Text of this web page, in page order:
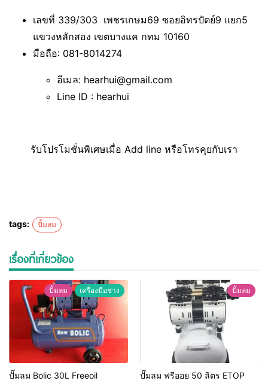
เลขที่ 339/303 เพชรเกษม69 ซอยอิทรปัตย์9 แยก5
แขวงหลักสอง เขตบางแค กทม 10160
มือถือ: 081-8014274
อีเมล: hearhui@gmail.com
Line ID : hearhui
รับโปรโมชั่นพิเศษเมื่อ Add line หรือโทรคุยกับเรา
tags: ปั้มลม
เรื่องที่เกี่ยวข้อง
ปั้มลม เครื่องมือช่าง
ปั๊มลม Bolic 30L Freeoil
ปั้มลม
ปั๊มลม ฟรีออย 50 ลิตร ETOP